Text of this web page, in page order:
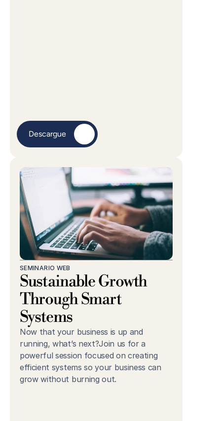
Descargue
SEMINARIO WEB
Sustainable Growth
Through Smart
Systems
Now that your business is up and
running, what’s next?Join us for a
powerful session focused on creating
efficient systems so your business can